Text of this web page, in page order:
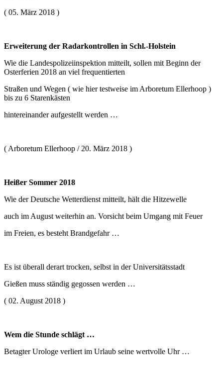
( 05. März 2018 )
Erweiterung der Radarkontrollen in Schl.-Holstein
Wie die Landespolizeiinspektion mitteilt, sollen mit Beginn der
Osterferien 2018 an viel frequentierten
Straßen und Wegen ( wie hier testweise im Arboretum Ellerhoop )
bis zu 6 Starenkästen
hintereinander aufgestellt werden …
( Arboretum Ellerhoop / 20. März 2018 )
Heißer Sommer 2018
Wie der Deutsche Wetterdienst mitteilt, hält die Hitzewelle
auch im August weiterhin an. Vorsicht beim Umgang mit Feuer
im Freien, es besteht Brandgefahr …
Es ist überall derart trocken, selbst in der Universitätsstadt
Gießen muss ständig gegossen werden …
( 02. August 2018 )
Wem die Stunde schlägt …
Betagter Urologe verliert im Urlaub seine wertvolle Uhr …